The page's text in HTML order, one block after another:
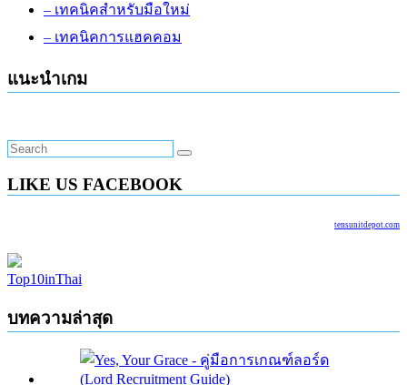
– เทคนิคสำหรับมือใหม่
– เทคนิคการแฮคคอม
แนะนำเกม
LIKE US FACEBOOK
tensunitdepot.com
Top10inThai
บทความล่าสุด